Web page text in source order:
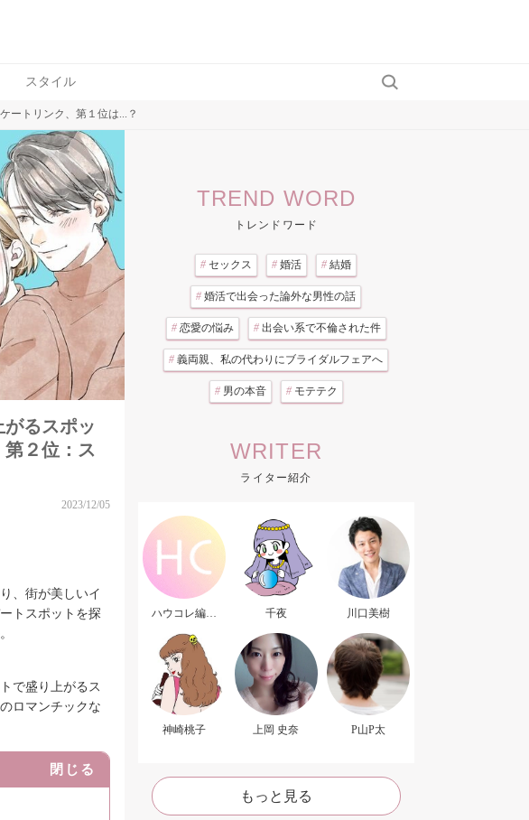
スタイル
ートリンク、第１位は...？
るスポッ
第２位：ス
2023/12/05
、街が美しいイ
トスポットを探
で盛り上がるス
ロマンチックな
閉じる
TREND WORD
トレンドワード
# セックス # 婚活 # 結婚
# 婚活で出会った論外な男性の話
# 恋愛の悩み # 出会い系で不倫された件
# 義両親、私の代わりにブライダルフェアへ
# 男の本音 # モテテク
WRITER
ライター紹介
ハウコレ編集
千夜 川口美樹
神崎桃子 上岡 史奈 P山P太
もっと見る